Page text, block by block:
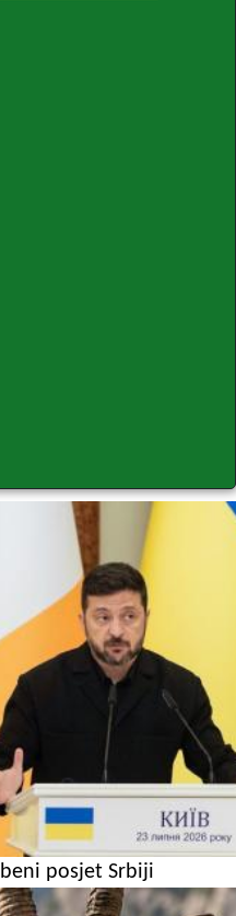
posjet Srbiji